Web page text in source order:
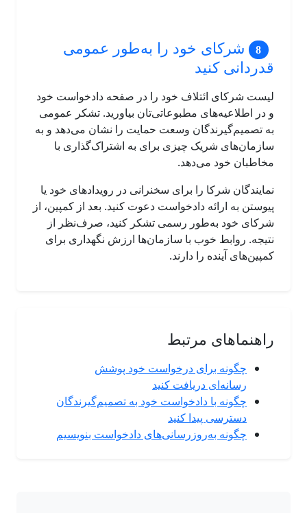
شرکای خود را به‌طور عمومی
قدردانی کنید
لیست شرکای ائتلاف خود را در صفحه دادخواست خود
و در اطلاعیه‌های مطبوعاتی‌تان بیاورید. تشکر عمومی
به تصمیم‌گیرندگان وسعت حمایت را نشان می‌دهد و به
سازمان‌های شریک چیزی برای به اشتراک‌گذاری با
مخاطبان خود می‌دهد.
نمایندگان شرکا را برای سخنرانی در رویدادهای خود یا
پیوستن به ارائه دادخواست دعوت کنید. بعد از کمپین، از
شرکای خود به‌طور رسمی تشکر کنید، صرف‌نظر از
نتیجه. روابط خوب با سازمان‌ها ارزش نگهداری برای
کمپین‌های آینده را دارند.
راهنماهای مرتبط
چگونه برای درخواست خود پوشش
رسانه‌ای دریافت کنید
چگونه با دادخواست خود به تصمیم‌گیرندگان
دسترسی پیدا کنید
چگونه به‌روزرسانی‌های دادخواست بنویسیم